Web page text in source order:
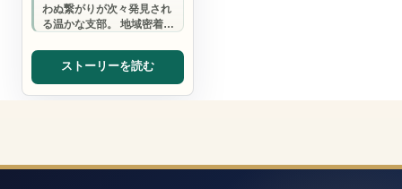
わぬ繋がりが次々発見され
る温かな支部。 地域密着だ
ストーリーを読む